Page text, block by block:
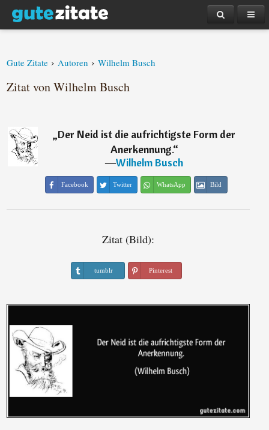
Gute Zitate › Autoren › Wilhelm Busch
Zitat von Wilhelm Busch
„Der Neid ist die aufrichtigste Form der
Anerkennung.“
―Wilhelm Busch
Facebook Twitter WhatsApp Bild
Zitat (Bild):
tumblr Pinterest